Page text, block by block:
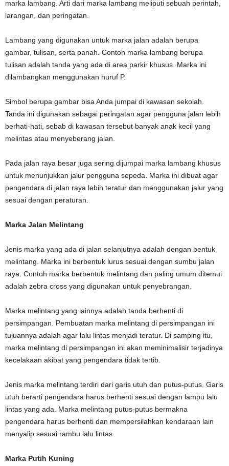
marka lambang. Arti dari marka lambang meliputi sebuah perintah,
larangan, dan peringatan.
Lambang yang digunakan untuk marka jalan adalah berupa
gambar, tulisan, serta panah. Contoh marka lambang berupa
tulisan adalah tanda yang ada di area parkir khusus. Marka ini
dilambangkan menggunakan huruf P.
Simbol berupa gambar bisa Anda jumpai di kawasan sekolah.
Tanda ini digunakan sebagai peringatan agar pengguna jalan lebih
berhati-hati, sebab di kawasan tersebut banyak anak kecil yang
melintas atau menyeberang jalan.
Pada jalan raya besar juga sering dijumpai marka lambang khusus
untuk menunjukkan jalur pengguna sepeda. Marka ini dibuat agar
pengendara di jalan raya lebih teratur dan menggunakan jalur yang
sesuai dengan peraturan.
Marka Jalan Melintang
Jenis marka yang ada di jalan selanjutnya adalah dengan bentuk
melintang. Marka ini berbentuk lurus sesuai dengan sumbu jalan
raya. Contoh marka berbentuk melintang dan paling umum ditemui
adalah zebra cross yang digunakan untuk penyebrangan.
Marka melintang yang lainnya adalah tanda berhenti di
persimpangan. Pembuatan marka melintang di persimpangan ini
tujuannya adalah agar lalu lintas menjadi teratur. Di samping itu,
marka melintang di persimpangan ini akan meminimalisir terjadinya
kecelakaan akibat yang pengendara tidak tertib.
Jenis marka melintang terdiri dari garis utuh dan putus-putus. Garis
utuh berarti pengendara harus berhenti sesuai dengan lampu lalu
lintas yang ada. Marka melintang putus-putus bermakna
pengendara harus berhenti dan mempersilahkan kendaraan lain
menyalip sesuai rambu lalu lintas.
Marka Putih Kuning